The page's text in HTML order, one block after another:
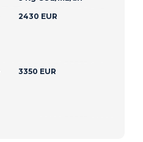
2430 EUR
3350 EUR